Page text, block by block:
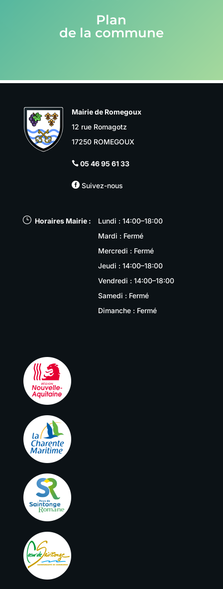
Plan
de la commune
Mairie de Romegoux
12 rue Romagotz
17250 ROMEGOUX
 05 46 95 61 33
Suivez-nous
} Horaires Mairie :
Lundi : 14:00–18:00
Mardi : Fermé
Mercredi : Fermé
Jeudi : 14:00–18:00
Vendredi : 14:00–18:00
Samedi : Fermé
Dimanche : Fermé